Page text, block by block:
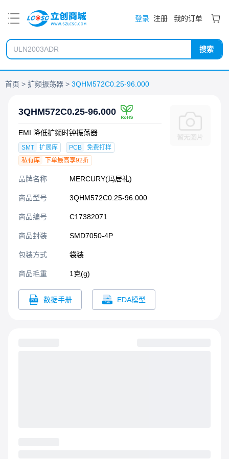
登录 注册 我的订单
搜索
首页 扩频振荡器 3QHM572C0.25-96.000
3QHM572C0.25-96.000
EMI 降低扩频时钟振荡器
SMT 扩展库 PCB
免费打样
私有库
下单最高享92折
品牌名称 MERCURY(玛居礼)
商品型号 3QHM572C0.25-96.000
商品编号 C17382071
商品封装 SMD7050-4P​
包装方式 袋装
商品毛重 1克(g)
数据手册 EDA模型